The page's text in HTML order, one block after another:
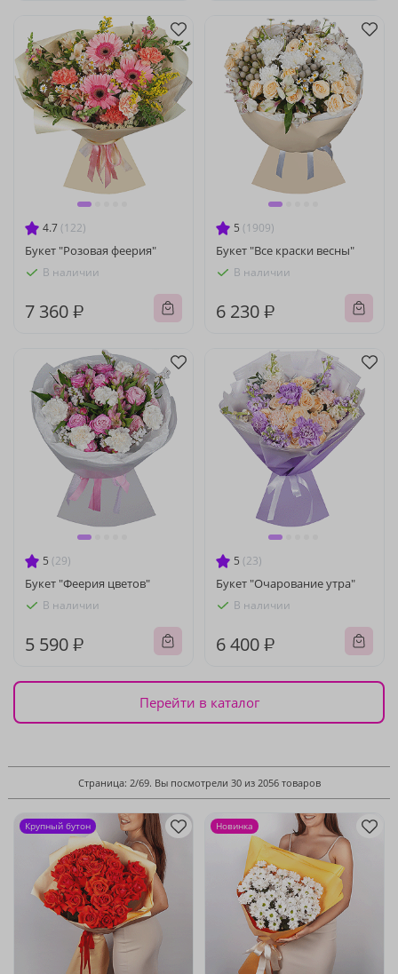
4.7 (122)
Букет "Розовая феерия"
В наличии
7 360 ₽
5 (1909)
Букет "Все краски весны"
В наличии
6 230 ₽
5 (29)
Букет "Феерия цветов"
В наличии
5 590 ₽
5 (23)
Букет "Очарование утра"
В наличии
6 400 ₽
Перейти в каталог
Страница: 2/69. Вы посмотрели 30 из 2056 товаров
Крупный бутон Новинка